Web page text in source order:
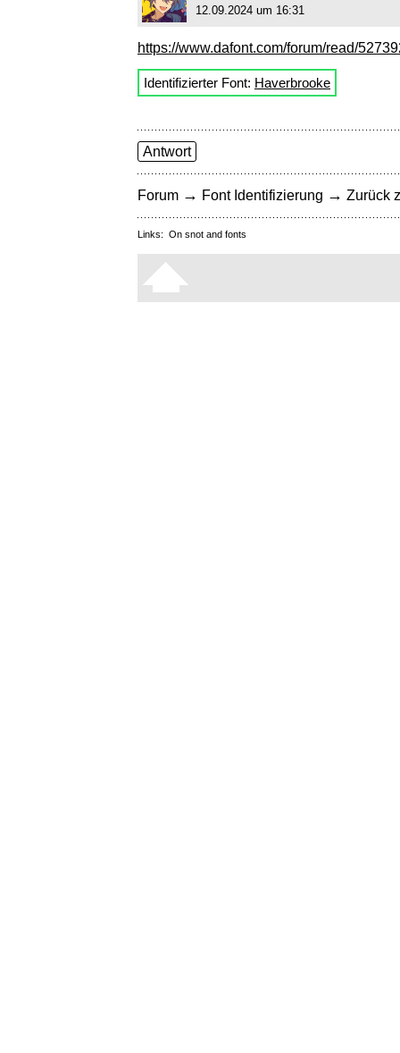
12.09.2024 um 16:31
https://www.dafont.com/forum/read/
Identifizierter Font: Haverbrooke
Antwort
Forum → Font Identifizierung → Zurück
Links: On snot and fonts